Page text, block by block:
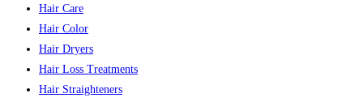
Hair Care
Hair Color
Hair Dryers
Hair Loss Treatments
Hair Straighteners